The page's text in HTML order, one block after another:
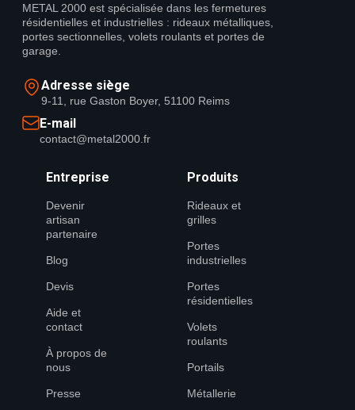
METAL 2000 est spécialisée dans les fermetures
résidentielles et industrielles : rideaux métalliques,
portes sectionnelles, volets roulants et portes de
garage.
Adresse siège
9-11, rue Gaston Boyer, 51100 Reims
E-mail
contact@metal2000.fr
Entreprise
Devenir
artisan
partenaire
Blog
Devis
Aide et
contact
À propos de
nous
Presse
Produits
Rideaux et
grilles
Portes
industrielles
Portes
résidentielles
Volets
roulants
Portails
Métallerie